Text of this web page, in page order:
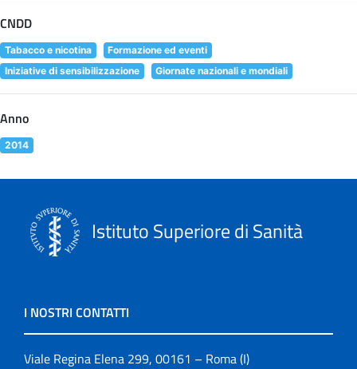
CNDD
Tabacco e nicotina
Formazione ed eventi
Iniziative di sensibilizzazione
Giornate nazionali e mondiali
Anno
2014
Istituto Superiore di Sanità
I NOSTRI CONTATTI
Viale Regina Elena 299, 00161 – Roma (I)